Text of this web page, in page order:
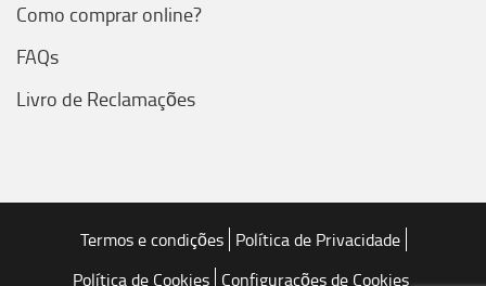
Como comprar online?
FAQs
Livro de Reclamações
Termos e condições Política de Privacidade
Política de Cookies Configurações de Cookies